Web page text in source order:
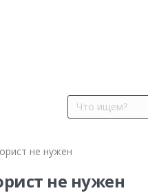
не нужен
не нужен